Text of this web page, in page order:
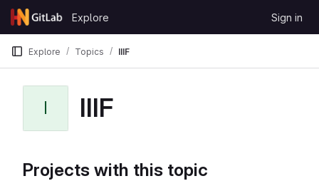
Skip to content
GitLab
Explore Sign in
Explore Topics IIIF
I IIIF
Projects with this topic